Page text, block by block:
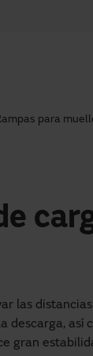
para
las
descarga, así
gran